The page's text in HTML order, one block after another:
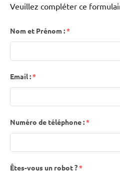
Veuillez compléter ce
Nom et Prénom :*
Email :*
Numéro de téléphone :*
Êtes-vous un robot ?*